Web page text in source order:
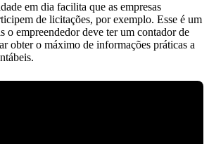
em dia facilita que as empresas
de licitações, por exemplo. Esse é um
o empreendedor deve ter um contador de
obter o máximo de informações práticas a